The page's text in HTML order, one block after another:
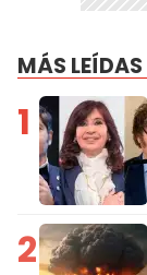
MÁS LEÍDAS
1
2